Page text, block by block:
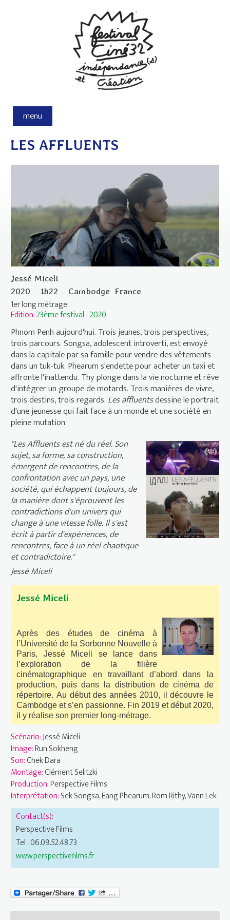
menu
LES AFFLUENTS
Jessé Miceli
2020
1h22 Cambodge France
1er long métrage
Edition:23ème festival - 2020
Phnom Penh aujourd'hui. Trois jeunes, trois perspectives,
trois parcours. Songsa, adolescent introverti, est envoyé
dans la capitale par sa famille pour vendre des vêtements
dans un tuk-tuk. Phearum s'endette pour acheter un taxi et
affronte l'inattendu. Thy plonge dans la vie nocturne et rêve
d'intégrer un groupe de motards. Trois manières de vivre,
trois destins, trois regards. Les affluentsdessine le portrait
d'une jeunesse qui fait face à un monde et une société en
pleine mutation.
LES AFFLUENTS Bande Annonce
(2022) Drame
"Les Affluents est né du réel. Son
sujet, sa forme, sa construction,
émergent de rencontres, de la
confrontation avec un pays, une
société, qui échappent toujours, de
la manière dont s'éprouvent les
contradictions d'un univers qui
change à une vitesse folle. Il s'est
écrit à partir d'expériences, de
rencontres, face à un réel chaotique
et contradictoire."
Jessé Miceli
Jessé Miceli
Après des études de cinéma à
l’Université de la Sorbonne Nouvelle à
Paris, Jessé Miceli se lance dans
l’exploration de la filière
cinématographique en travaillant d’abord dans la
production, puis dans la distribution de cinéma de
répertoire. Au début des années 2010, il découvre le
Cambodge et s’en passionne. Fin 2019 et début 2020,
il y réalise son premier long-métrage.
Scénario:Jessé Miceli
Image:Run Sokheng
Son:Chek Dara
Montage:Clément Selitzki
Production:Perspective Films
Interprétation:Sek Songsa, Eang Phearum, Rom Rithy, Vann Lek
Contact(s):
Perspective Films
Tel : 06.09.52.48.73
www.perspectivefilms.fr